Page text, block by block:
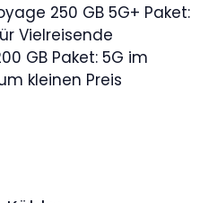
250 GB 5G+ Paket:
Vielreisende
GB Paket: 5G im
kleinen Preis